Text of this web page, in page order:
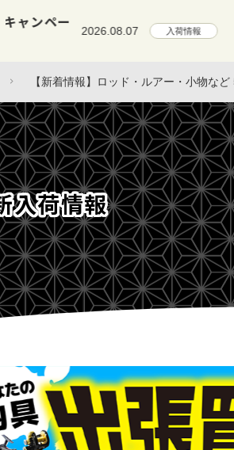
2026.08.07 入荷情報 【新着情報
【新着情報】ロッド・ルアー・小物な
入荷情報